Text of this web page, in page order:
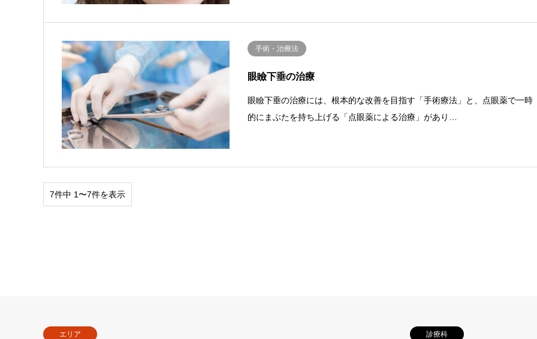
手術・治療法
眼瞼下垂の治療
眼瞼下垂の治療には、根本的な改善を目指す「手術療法」と、点眼薬で一時
的にまぶたを持ち上げる「点眼薬による治療」があり…
7件中 1〜7件を表示
エリア 診療科